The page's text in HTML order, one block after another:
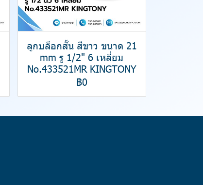
ลูกบล็อกสั้น สีขาว ขนาด 21
mm รู 1/2" 6 เหลี่ยม
No.433521MR KINGTONY
฿0